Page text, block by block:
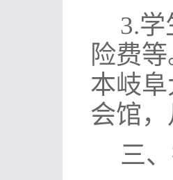
3.
险费
本岐
会馆
三